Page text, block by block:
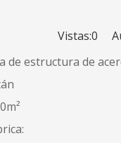
Vistas:0
de estructura de